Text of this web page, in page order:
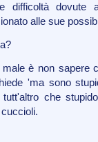
difficoltà dovute
alle sue
è non sapere
'ma sono
che